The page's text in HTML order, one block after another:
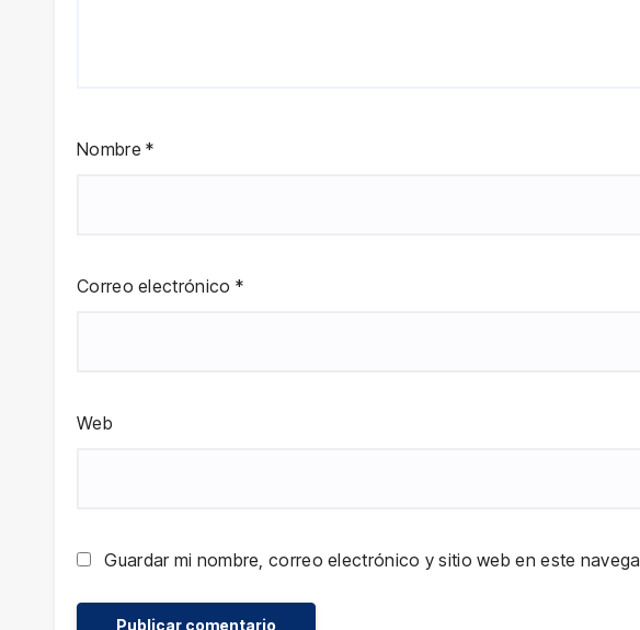
Nombre*
Correo electrónico *
Web
Guardar mi nombre, correo electrónico y sitio web en este